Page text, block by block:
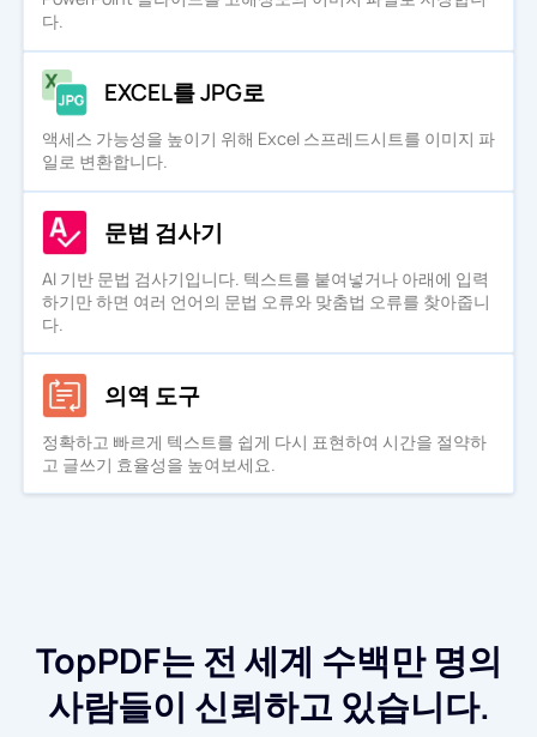
다.
EXCEL를 JPG로
액세스 가능성을 높이기 위해 Excel 스프레드시트를 이미지 파
일로 변환합니다.
문법 검사기
AI 기반 문법 검사기입니다. 텍스트를 붙여넣거나 아래에 입력
하기만 하면 여러 언어의 문법 오류와 맞춤법 오류를 찾아줍니
다.
의역 도구
정확하고 빠르게 텍스트를 쉽게 다시 표현하여 시간을 절약하
고 글쓰기 효율성을 높여보세요.
TopPDF는 전 세계 수백만 명의
사람들이 신뢰하고 있습니다.